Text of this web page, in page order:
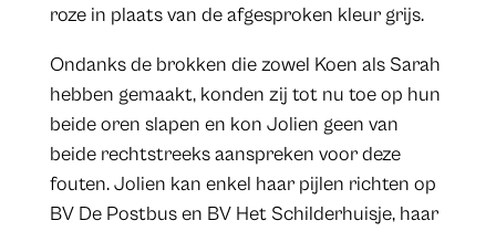
roze in plaats van de afgesproken kleur grijs.
Ondanks de brokken die zowel Koen als Sarah
hebben gemaakt, konden zij tot nu toe op hun
beide oren slapen en kon Jolien geen van
beide rechtstreeks aanspreken voor deze
fouten. Jolien kan enkel haar pijlen richten op
BV De Postbus en BV Het Schilderhuisje, haar